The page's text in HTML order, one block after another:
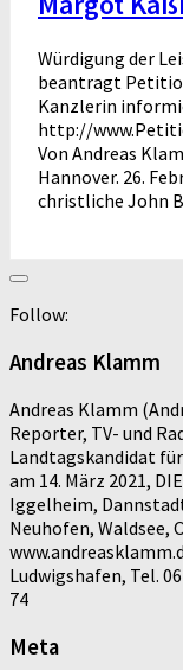
Würdigung der
beantragt
Kanzlerin
http://
Von Andreas
Hannover. 26.
christliche John
Follow:
Andreas Klamm
Andreas Klamm
Reporter, TV- und
Landtagskandidat
am 14. März 2021,
Iggelheim,
Neuhofen,
Ludwigshafen, Tel.
74
Meta